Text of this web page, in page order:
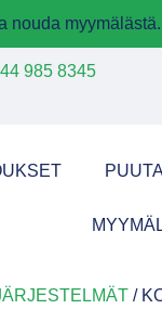
nouda
985 8345
/